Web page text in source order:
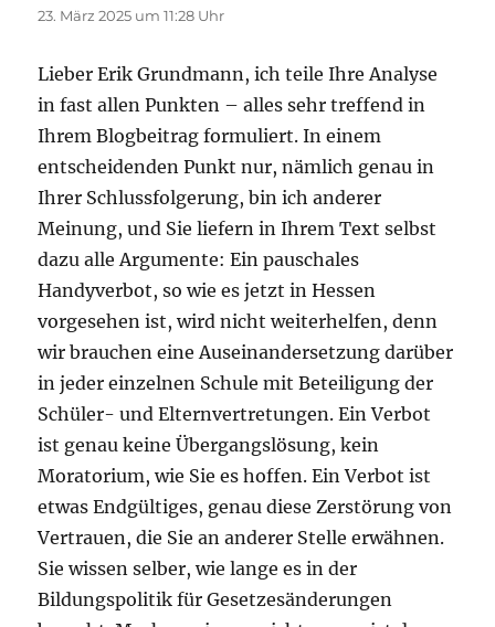
23. März 2025 um 11:28 Uhr
Lieber Erik Grundmann, ich teile Ihre Analyse
in fast allen Punkten – alles sehr treffend in
Ihrem Blogbeitrag formuliert. In einem
entscheidenden Punkt nur, nämlich genau in
Ihrer Schlussfolgerung, bin ich anderer
Meinung, und Sie liefern in Ihrem Text selbst
dazu alle Argumente: Ein pauschales
Handyverbot, so wie es jetzt in Hessen
vorgesehen ist, wird nicht weiterhelfen, denn
wir brauchen eine Auseinandersetzung darüber
in jeder einzelnen Schule mit Beteiligung der
Schüler- und Elternvertretungen. Ein Verbot
ist genau keine Übergangslösung, kein
Moratorium, wie Sie es hoffen. Ein Verbot ist
etwas Endgültiges, genau diese Zerstörung von
Vertrauen, die Sie an anderer Stelle erwähnen.
Sie wissen selber, wie lange es in der
Bildungspolitik für Gesetzesänderungen